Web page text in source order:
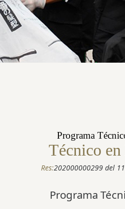
Programa
Técnico
Res:202000000299 del
Programa